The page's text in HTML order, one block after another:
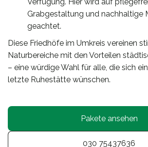
Grabgestaltung und nachhaltige
geachtet.
Diese Friedhöfe im Umkreis vereinen
Naturbereiche mit den Vorteilen
– eine würdige Wahl für alle, die sich
letzte Ruhestätte wünschen.
Pakete ansehen
030 75437636